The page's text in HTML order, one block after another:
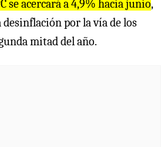
se acercará a 4,9% hacia junio,
por la vía de los
mitad del año.